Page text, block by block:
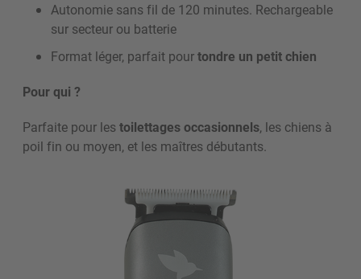
Autonomie sans fil de 120 minutes. Rechargeable
sur secteur ou batterie
Format léger, parfait pourtondre un petit chien
Pour qui ?
Parfaite pour lestoilettages occasionnels, les chiens à
poil fin ou moyen, et les maîtres débutants.